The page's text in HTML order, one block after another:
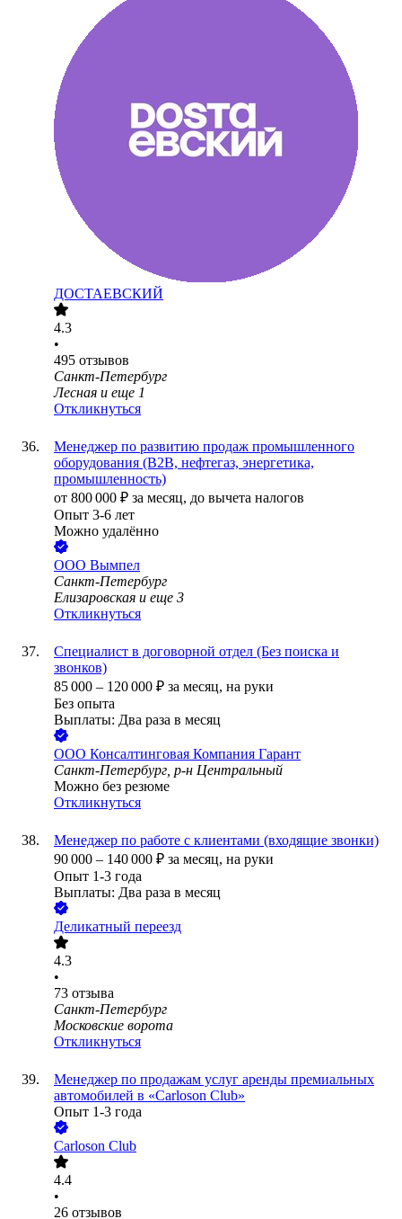
ДОСТАЕВСКИЙ
4.3
•
495 отзывов
Санкт-Петербург
Лесная и еще 1
Откликнуться
Менеджер по развитию продаж промышленного
оборудования (B2B, нефтегаз, энергетика,
промышленность)
от 800 000 ₽ за месяц, до вычета налогов
Опыт 3-6 лет
Можно удалённо
ООО Вымпел
Санкт-Петербург
Елизаровская и еще 3
Откликнуться
Специалист в договорной отдел (Без поиска и
звонков)
85 000 – 120 000 ₽ за месяц, на руки
Без опыта
Выплаты: Два раза в месяц
ООО Консалтинговая Компания Гарант
Санкт-Петербург, р-н Центральный
Можно без резюме
Откликнуться
Менеджер по работе с клиентами (входящие звонки)
90 000 – 140 000 ₽ за месяц, на руки
Опыт 1-3 года
Выплаты: Два раза в месяц
Деликатный переезд
4.3
•
73 отзыва
Санкт-Петербург
Московские ворота
Откликнуться
Менеджер по продажам услуг аренды премиальных
автомобилей в «Carloson Club»
Опыт 1-3 года
Carloson Club
4.4
•
26 отзывов